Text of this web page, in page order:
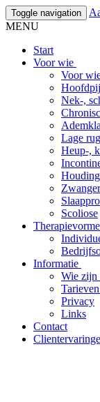
Toggle navigation
MENU
Start
Voor wie
Voor
Nek-,
Lage
Heup-,
Scoliose
Informatie
Wie
Privacy
Links
Contact